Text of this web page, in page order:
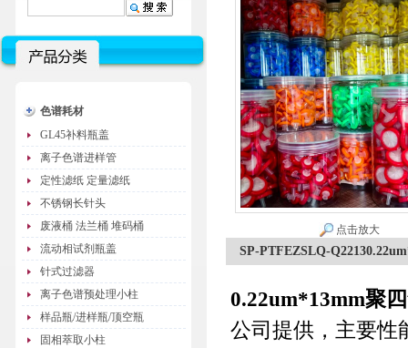
色谱耗材
GL45补料瓶盖
离子色谱进样管
定性滤纸 定量滤纸
不锈钢长针头
废液桶 法兰桶 堆码桶
流动相试剂瓶盖
针式过滤器
离子色谱预处理小柱
样品瓶/进样瓶/顶空瓶
固相萃取小柱
点击放大
SP-PTFEZSLQ-
0.22um*13mm聚
公司提供，主要性